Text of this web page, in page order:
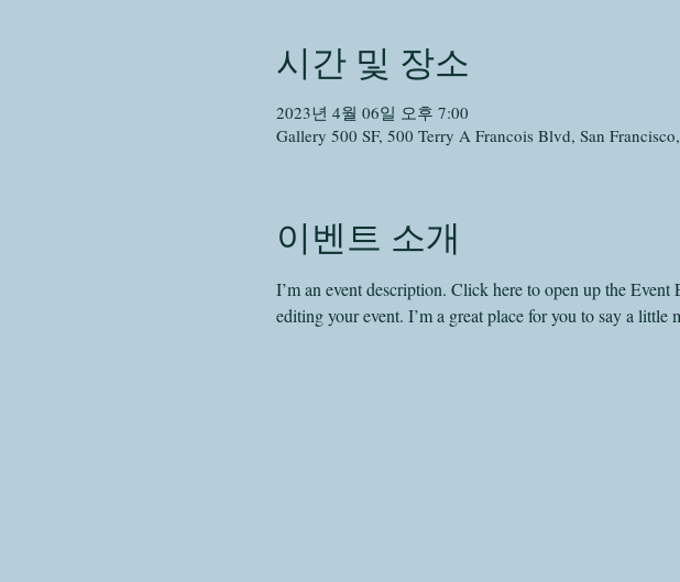
시간 및 장소
2023년 4월 06일 오후 7:00
Gallery 500 SF, 500 Terry A Francois Blvd, San
이벤트 소개
I’m an event description. Click here to open up the
editing your event. I’m a great place for you to say a little